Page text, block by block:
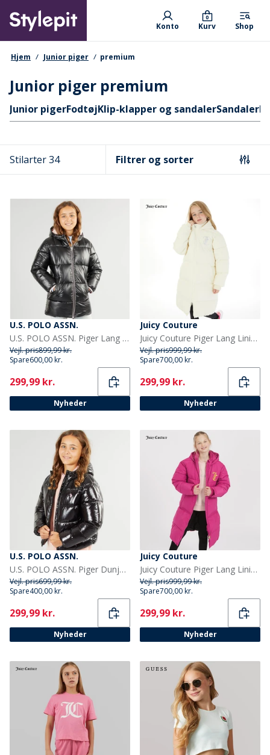
main
content
Primary departments
Konto Kurv
0
Shop
navigationssti
Hjem Junior piger premium
Junior piger premium
Hurtige links
Junior pigerFodtøjKlip-klapper og sandalerSandaler
Stilarter 34 Filtrer og sorter
U.S. POLO ASSN.
U.S. POLO ASSN. Piger Lang Vatteret Jakke Sort
Vejl. pris899,99 kr.
Spare600,00 kr.
Current
299,99 kr.
Nyheder
Juicy Couture
Juicy Couture Piger Lang Linie Puffer Jakke Vanilje Is
Vejl. pris999,99 kr.
Spare700,00 kr.
Current
299,99 kr.
Nyheder
U.S. POLO ASSN.
U.S. POLO ASSN. Piger Dunjakke Sort
Vejl. pris699,99 kr.
Spare400,00 kr.
Current
299,99 kr.
Nyheder
Juicy Couture
Juicy Couture Piger Lang Linie Pufferjakke Festival Fuchsia
Vejl. pris999,99 kr.
Spare700,00 kr.
Current
299,99 kr.
Nyheder